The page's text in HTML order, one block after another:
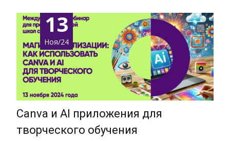
13
Ноя/24
Canva и AI приложения для
творческого обучения